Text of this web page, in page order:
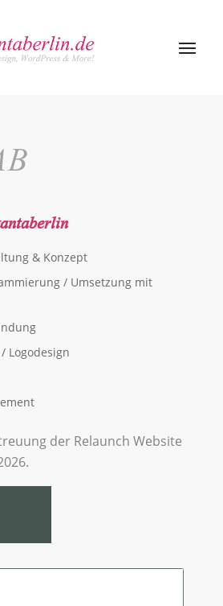
& Konzept
/ Umsetzung mit
Logodesign
der Relaunch Website